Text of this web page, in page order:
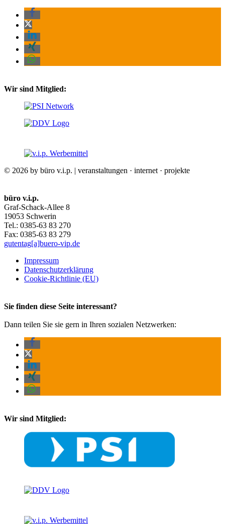
Wir sind Mitglied:
© 2026 by büro v.i.p. | veranstaltungen · internet · projekte
büro v.i.p.
Graf-Schack-Allee 8
19053 Schwerin
Tel.: 0385-63 83 270
Fax: 0385-63 83 279
gutentag[a]buero-vip.de
Impressum
Datenschutz­erklärung
Cookie-Richtlinie (EU)
Sie finden diese Seite interessant?
Dann teilen Sie sie gern in Ihren sozialen Netzwerken:
Wir sind Mitglied: